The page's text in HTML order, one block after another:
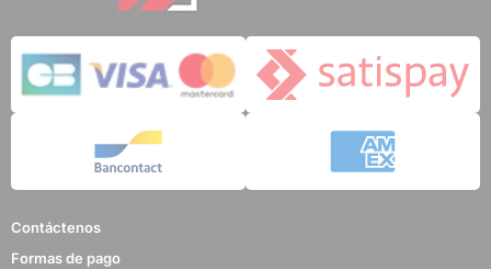
Contáctenos
Formas de pago